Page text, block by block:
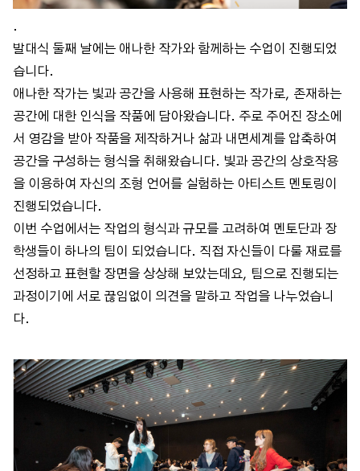
.
발대식 둘째 날에는 애나한 작가와 함께하는 수업이 진행되었
습니다.
애나한 작가는 빛과 공간을 사용해 표현하는 작가로, 존재하는
공간에 대한 인식을 작품에 담아왔습니다. 주로 주어진 장소에
서 영감을 받아 작품을 제작하거나 삶과 내면세계를 압축하여
공간을 구성하는 형식을 취해왔습니다. 빛과 공간의 상호작용
을 이용하여 자신의 조형 언어를 실험하는 아티스트 멘토링이
진행되었습니다.
이번 수업에서는 작업의 형식과 규모를 고려하여 멘토단과 장
학생들이 하나의 팀이 되었습니다. 직접 자신들이 다룰 재료를
선정하고 표현할 장면을 상상해 보았는데요, 팀으로 진행되는
과정이기에 서로 끊임없이 의견을 말하고 작업을 나누었습니
다.